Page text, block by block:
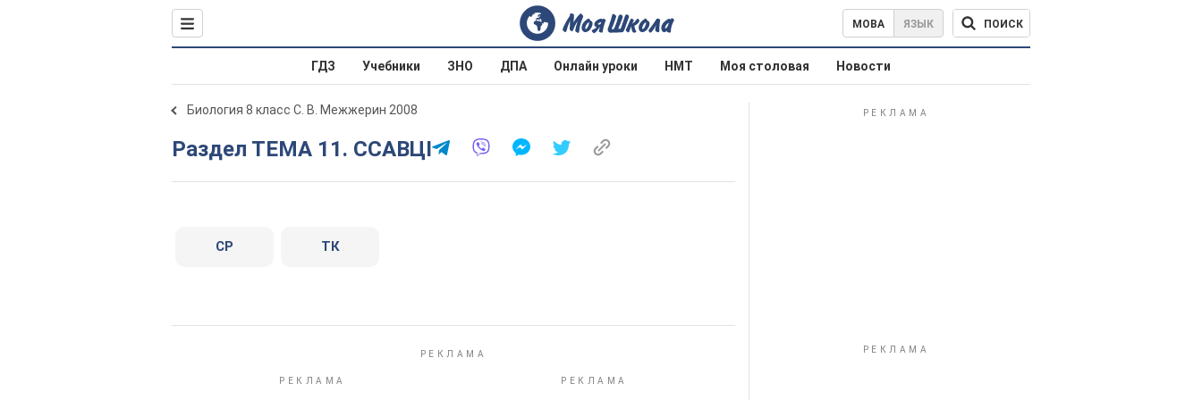
МОВА ЯЗЫК ПОИСК
ГДЗ Учебники ЗНО ДПА Онлайн уроки НМТ Моя столовая Новости
Биология 8 класс С. В. Межжерин 2008
Раздел ТЕМА 11. ССАВЦІ
СР ТК